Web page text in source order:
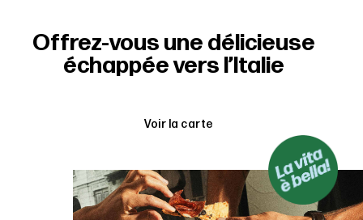
Offrez-vous une délicieuse
échappée vers l’Italie
Voir la carte